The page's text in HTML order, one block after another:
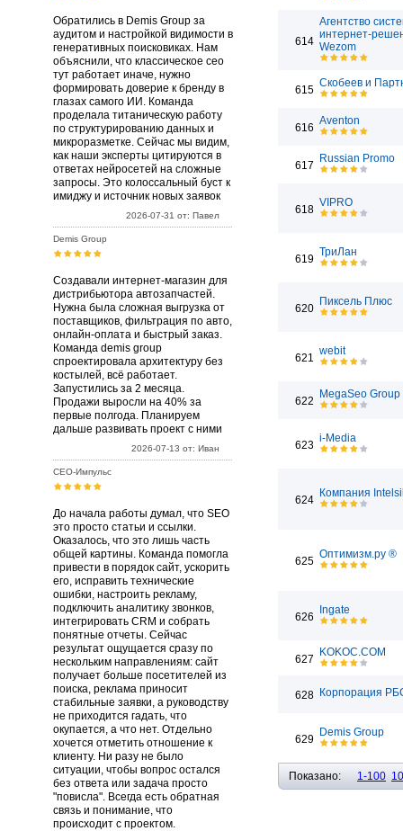
Обратились в Demis Group за
аудитом и настройкой видимости в
генеративных поисковиках. Нам
объяснили, что классическое сео
тут работает иначе, нужно
формировать доверие к бренду в
глазах самого ИИ. Команда
проделала титаническую работу
по структурированию данных и
микроразметке. Сейчас мы видим,
как наши эксперты цитируются в
ответах нейросетей на сложные
запросы. Это колоссальный буст к
имиджу и источник новых заявок
2026-07-31 от: Павел
Demis Group
Создавали интернет-магазин для
дистрибьютора автозапчастей.
Нужна была сложная выгрузка от
поставщиков, фильтрация по авто,
онлайн-оплата и быстрый заказ.
Команда demis group
спроектировала архитектуру без
костылей, всё работает.
Запустились за 2 месяца.
Продажи выросли на 40% за
первые полгода. Планируем
дальше развивать проект с ними
2026-07-13 от: Иван
СЕО-Импульс
До начала работы думал, что SEO
это просто статьи и ссылки.
Оказалось, что это лишь часть
общей картины. Команда помогла
привести в порядок сайт, ускорить
его, исправить технические
ошибки, настроить рекламу,
подключить аналитику звонков,
интегрировать CRM и собрать
понятные отчеты. Сейчас
результат ощущается сразу по
нескольким направлениям: сайт
получает больше посетителей из
поиска, реклама приносит
стабильные заявки, а руководству
не приходится гадать, что
окупается, а что нет. Отдельно
хочется отметить отношение к
клиенту. Ни разу не было
ситуации, чтобы вопрос остался
без ответа или задача просто
"повисла". Всегда есть обратная
связь и понимание, что
происходит с проектом.
614
Агентство
интернет-
Wezom
615
Скобеев и
616
Aventon
617
Russian Promo
618
VIPRO
619
ТриЛан
620
Пиксель Плюс
621
webit
622
MegaSeo Group
623
i-Media
624
Компания
625
Оптимизм.ру ®
626
Ingate
627
KOKOC.COM
628 Корпорация
629
Demis Group
Показано: 1-100